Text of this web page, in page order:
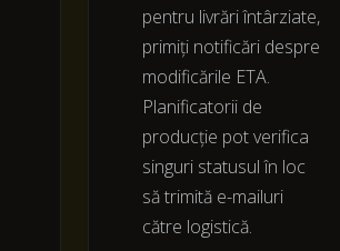
pentru livrări întârziate,
primiți notificări despre
modificările ETA.
Planificatorii de
producție pot verifica
singuri statusul în loc
să trimită e-mailuri
către logistică.